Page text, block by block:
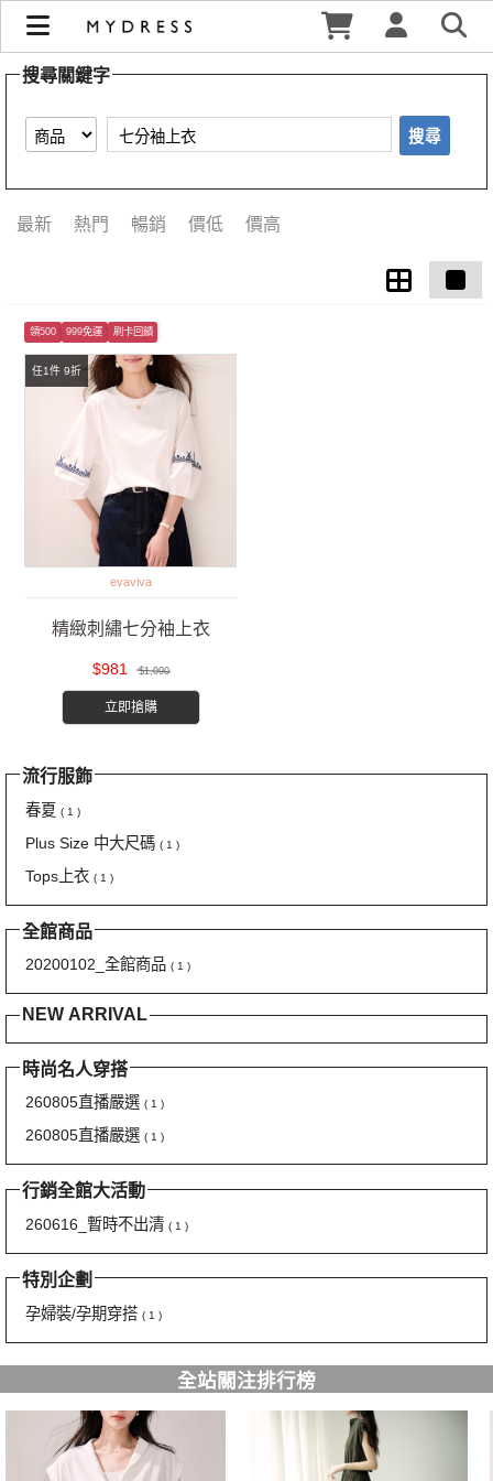
【七分袖上衣】搜尋結果 | MYDRESS 時裳韓風
搜尋關鍵字
搜尋
最新 熱門 暢銷 價低 價高
任1件 9折
領500 999免運 刷卡回饋
evaviva
精緻刺繡七分袖上衣
$981 $1,090
立即搶購
流行服飾
春夏 ( 1 )
Plus Size 中大尺碼 ( 1 )
Tops上衣 ( 1 )
全館商品
20200102_全館商品 ( 1 )
NEW ARRIVAL
時尚名人穿搭
260805直播嚴選 ( 1 )
260805直播嚴選 ( 1 )
行銷全館大活動
260616_暫時不出清 ( 1 )
特別企劃
孕婦裝/孕期穿搭 ( 1 )
全站關注排行榜